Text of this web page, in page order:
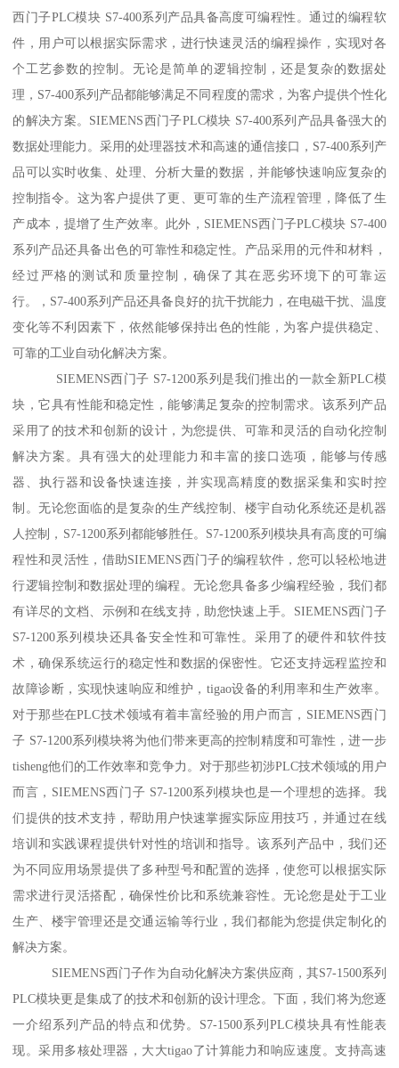
西门子PLC模块 S7-400系列产品具备高度可编程性。通过的编程软
件，用户可以根据实际需求，进行快速灵活的编程操作，实现对各
个工艺参数的控制。无论是简单的逻辑控制，还是复杂的数据处
理，S7-400系列产品都能够满足不同程度的需求，为客户提供个性化
的解决方案。SIEMENS西门子PLC模块 S7-400系列产品具备强大的
数据处理能力。采用的处理器技术和高速的通信接口，S7-400系列产
品可以实时收集、处理、分析大量的数据，并能够快速响应复杂的
控制指令。这为客户提供了更、更可靠的生产流程管理，降低了生
产成本，提增了生产效率。此外，SIEMENS西门子PLC模块 S7-400
系列产品还具备出色的可靠性和稳定性。产品采用的元件和材料，
经过严格的测试和质量控制，确保了其在恶劣环境下的可靠运
行。，S7-400系列产品还具备良好的抗干扰能力，在电磁干扰、温度
变化等不利因素下，依然能够保持出色的性能，为客户提供稳定、
可靠的工业自动化解决方案。
SIEMENS西门子 S7-1200系列是我们推出的一款全新PLC模
块，它具有性能和稳定性，能够满足复杂的控制需求。该系列产品
采用了的技术和创新的设计，为您提供、可靠和灵活的自动化控制
解决方案。具有强大的处理能力和丰富的接口选项，能够与传感
器、执行器和设备快速连接，并实现高精度的数据采集和实时控
制。无论您面临的是复杂的生产线控制、楼宇自动化系统还是机器
人控制，S7-1200系列都能够胜任。S7-1200系列模块具有高度的可编
程性和灵活性，借助SIEMENS西门子的编程软件，您可以轻松地进
行逻辑控制和数据处理的编程。无论您具备多少编程经验，我们都
有详尽的文档、示例和在线支持，助您快速上手。SIEMENS西门子
S7-1200系列模块还具备安全性和可靠性。采用了的硬件和软件技
术，确保系统运行的稳定性和数据的保密性。它还支持远程监控和
故障诊断，实现快速响应和维护，tigao设备的利用率和生产效率。
对于那些在PLC技术领域有着丰富经验的用户而言，SIEMENS西门
子 S7-1200系列模块将为他们带来更高的控制精度和可靠性，进一步
tisheng他们的工作效率和竞争力。对于那些初涉PLC技术领域的用户
而言，SIEMENS西门子 S7-1200系列模块也是一个理想的选择。我
们提供的技术支持，帮助用户快速掌握实际应用技巧，并通过在线
培训和实践课程提供针对性的培训和指导。该系列产品中，我们还
为不同应用场景提供了多种型号和配置的选择，使您可以根据实际
需求进行灵活搭配，确保性价比和系统兼容性。无论您是处于工业
生产、楼宇管理还是交通运输等行业，我们都能为您提供定制化的
解决方案。
SIEMENS西门子作为自动化解决方案供应商，其S7-1500系列
PLC模块更是集成了的技术和创新的设计理念。下面，我们将为您逐
一介绍系列产品的特点和优势。S7-1500系列PLC模块具有性能表
现。采用多核处理器，大大tigao了计算能力和响应速度。支持高速